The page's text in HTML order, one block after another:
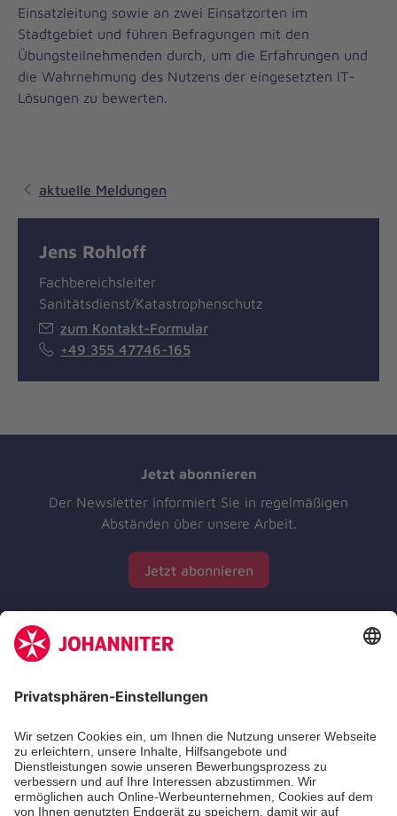
Einsatzleitung sowie an zwei Einsatzorten im
Stadtgebiet und führen Befragungen mit den
Übungsteilnehmenden durch, um die Erfahrungen und
die Wahrnehmung des Nutzens der eingesetzten IT-
Lösungen zu bewerten.
aktuelle Meldungen
Jens Rohloff
Fachbereichsleiter
Sanitätsdienst/Katastrophenschutz
zum Kontakt-Formular
+49 355 47746-165
Jetzt abonnieren
Der Newsletter informiert Sie in regelmäßigen
Abständen über unsere Arbeit.
Jetzt abonnieren
Zertifizierung der Johanniter-Unfall-Hilfe e.V.
Die Johanniter GmbH führt das Spendenzertifikat
des Deutschen Spendenrats e.V.